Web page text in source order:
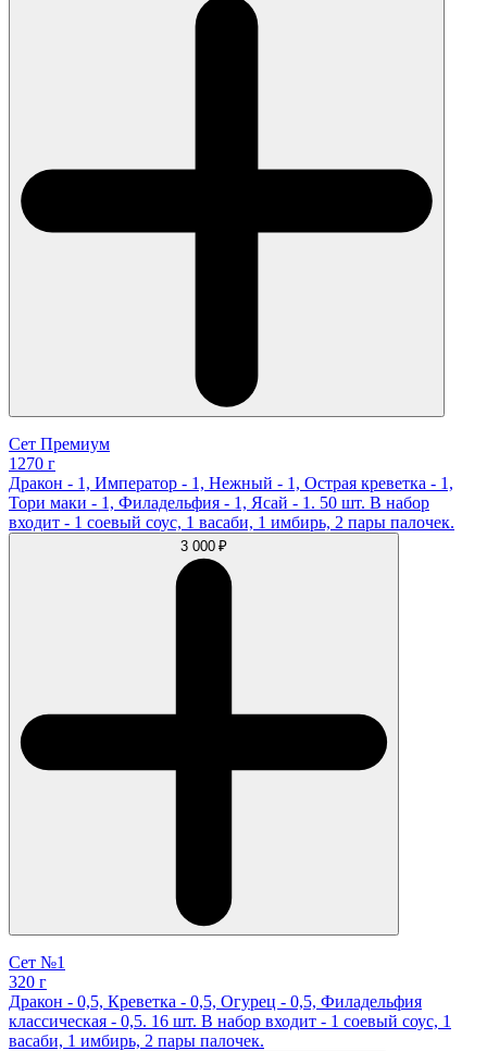
Сет Премиум
1270 г
Дракон - 1, Император - 1, Нежный - 1, Острая креветка - 1,
Тори маки - 1, Филадельфия - 1, Ясай - 1. 50 шт. В набор
входит - 1 соевый соус, 1 васаби, 1 имбирь, 2 пары палочек.
3 000 ₽
Сет №1
320 г
Дракон - 0,5, Креветка - 0,5, Огурец - 0,5, Филадельфия
классическая - 0,5. 16 шт. В набор входит - 1 соевый соус, 1
васаби, 1 имбирь, 2 пары палочек.